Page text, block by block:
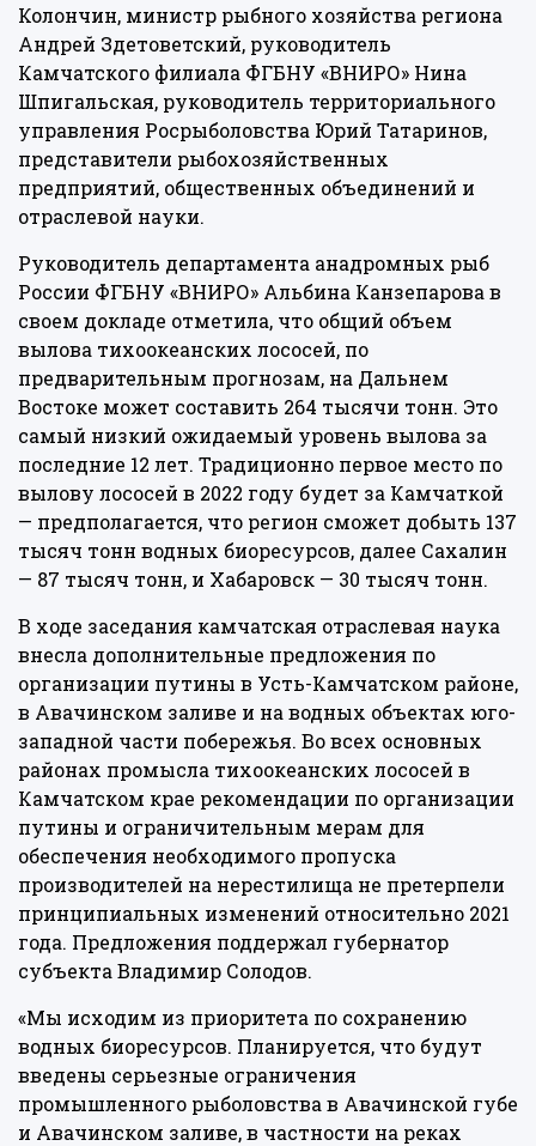
Колончин, министр рыбного хозяйства региона
Андрей Здетоветский, руководитель
Камчатского филиала ФГБНУ «ВНИРО» Нина
Шпигальская, руководитель территориального
управления Росрыболовства Юрий Татаринов,
представители рыбохозяйственных
предприятий, общественных объединений и
отраслевой науки.
Руководитель департамента анадромных рыб
России ФГБНУ «ВНИРО» Альбина Канзепарова в
своем докладе отметила, что общий объем
вылова тихоокеанских лососей, по
предварительным прогнозам, на Дальнем
Востоке может составить 264 тысячи тонн. Это
самый низкий ожидаемый уровень вылова за
последние 12 лет. Традиционно первое место по
вылову лососей в 2022 году будет за Камчаткой
— предполагается, что регион сможет добыть 137
тысяч тонн водных биоресурсов, далее Сахалин
— 87 тысяч тонн, и Хабаровск — 30 тысяч тонн.
В ходе заседания камчатская отраслевая наука
внесла дополнительные предложения по
организации путины в Усть-Камчатском районе,
в Авачинском заливе и на водных объектах юго-
западной части побережья. Во всех основных
районах промысла тихоокеанских лососей в
Камчатском крае рекомендации по организации
путины и ограничительным мерам для
обеспечения необходимого пропуска
производителей на нерестилища не претерпели
принципиальных изменений относительно 2021
года. Предложения поддержал губернатор
субъекта Владимир Солодов.
«Мы исходим из приоритета по сохранению
водных биоресурсов. Планируется, что будут
введены серьезные ограничения
промышленного рыболовства в Авачинской губе
и Авачинском заливе, в частности на реках